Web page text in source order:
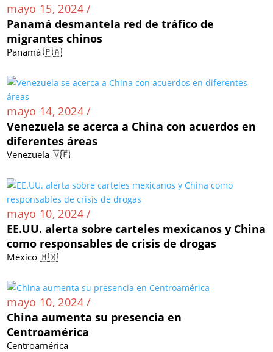
mayo 15, 2024 /
Panamá desmantela red de tráfico de
migrantes chinos
Panamá 🇵🇦
mayo 14, 2024 /
Venezuela se acerca a China con acuerdos en
diferentes áreas
Venezuela 🇻🇪
mayo 10, 2024 /
EE.UU. alerta sobre carteles mexicanos y China
como responsables de crisis de drogas
México 🇲🇽
mayo 10, 2024 /
China aumenta su presencia en
Centroamérica
Centroamérica